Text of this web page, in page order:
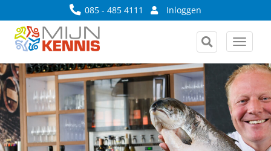
085 - 485 4111 Inloggen
Toggle